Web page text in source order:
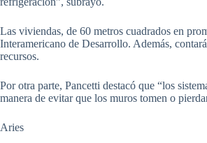
Las viviendas, de 60 metros cuadrados en
Interamericano de Desarrollo. Además,
recursos.
Por otra parte, Pancetti destacó que “los
manera de evitar que los muros tomen o
Aries